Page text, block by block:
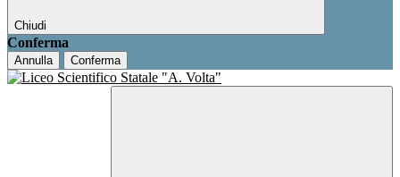
Chiudi
Conferma
Annulla Conferma